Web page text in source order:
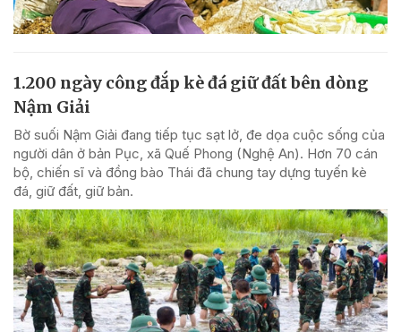
1.200 ngày công đắp kè đá giữ đất bên dòng
Nậm Giải
Bờ suối Nậm Giải đang tiếp tục sạt lở, đe dọa cuộc sống của
người dân ở bản Pục, xã Quế Phong (Nghệ An). Hơn 70 cán
bộ, chiến sĩ và đồng bào Thái đã chung tay dựng tuyến kè
đá, giữ đất, giữ bản.